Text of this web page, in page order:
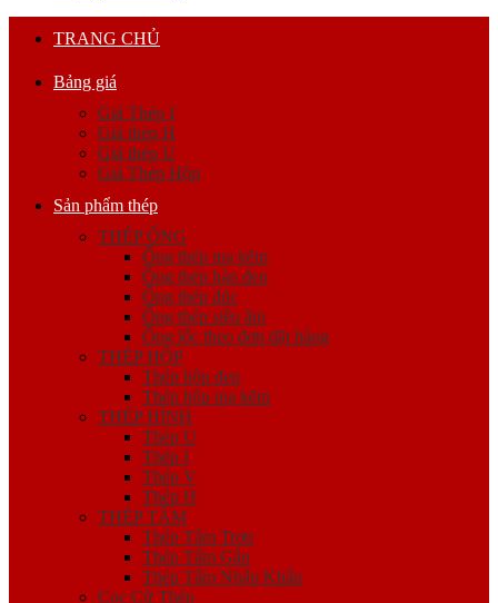
TRANG CHỦ
Bảng giá
Giá Thép I
Giá thép H
Giá thép U
Giá Thép Hộp
Sản phẩm thép
THÉP ỐNG
Ống thép mạ kẽm
Ống thép hàn đen
Ống thép đúc
Ống thép siêu âm
Ống lốc theo đơn đặt hàng
THÉP HỘP
Thép hộp đen
Thép hộp mạ kẽm
THÉP HÌNH
Thép U
Thép I
Thép V
Thép H
THÉP TẤM
Thép Tấm Trơn
Thép Tấm Gân
Thép Tấm Nhập Khẩu
Cọc Cừ Thép